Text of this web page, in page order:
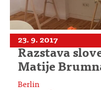
23. 9. 2017
Razstava
Matije
Berlin